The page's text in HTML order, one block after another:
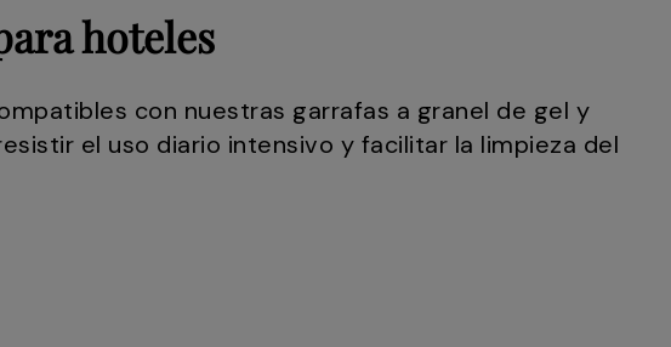
hoteles
con nuestras garrafas a granel de gel y
el uso diario intensivo y facilitar la limpieza del